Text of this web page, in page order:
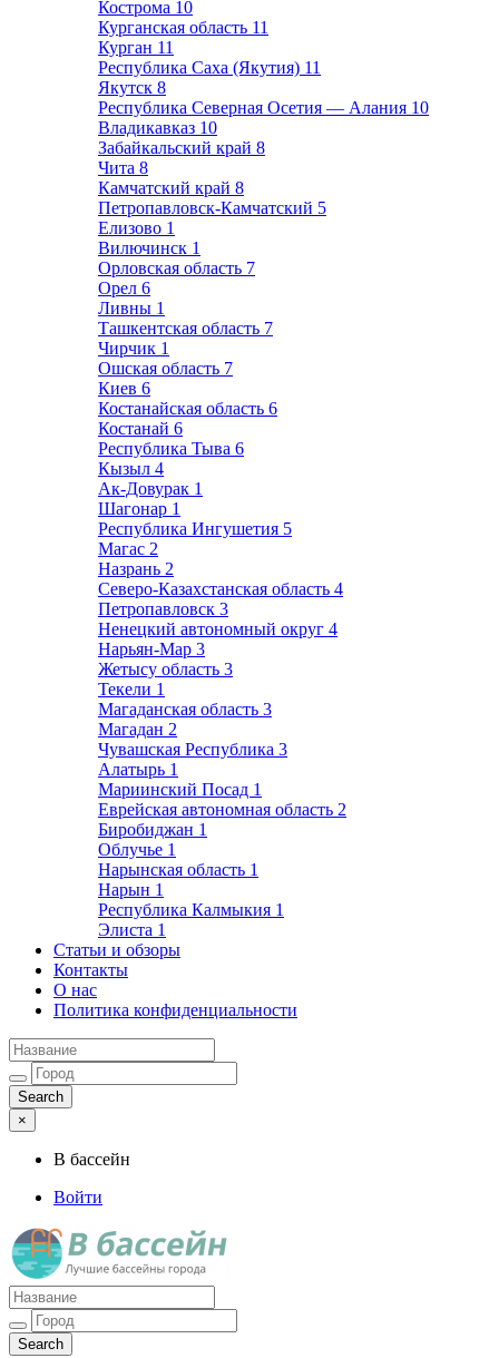
Кострома 10
Курганская область 11
Курган 11
Республика Саха (Якутия) 11
Якутск 8
Республика Северная Осетия — Алания 10
Владикавказ 10
Забайкальский край 8
Чита 8
Камчатский край 8
Петропавловск-Камчатский 5
Елизово 1
Вилючинск 1
Орловская область 7
Орел 6
Ливны 1
Ташкентская область 7
Чирчик 1
Ошская область 7
Киев 6
Костанайская область 6
Костанай 6
Республика Тыва 6
Кызыл 4
Ак-Довурак 1
Шагонар 1
Республика Ингушетия 5
Магас 2
Назрань 2
Северо-Казахстанская область 4
Петропавловск 3
Ненецкий автономный округ 4
Нарьян-Мар 3
Жетысу область 3
Текели 1
Магаданская область 3
Магадан 2
Чувашская Республика 3
Алатырь 1
Мариинский Посад 1
Еврейская автономная область 2
Биробиджан 1
Облучье 1
Нарынская область 1
Нарын 1
Республика Калмыкия 1
Элиста 1
Статьи и обзоры
Контакты
О нас
Политика конфиденциальности
×
В бассейн
Войти
Лучшие бассейны города